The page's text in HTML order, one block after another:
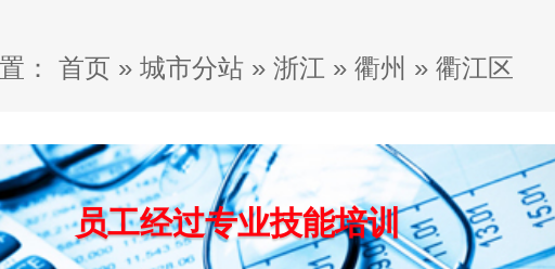
： 首页 » 城市分站» 浙江 » 衢州 » 衢江区
员工经过专业技能培训